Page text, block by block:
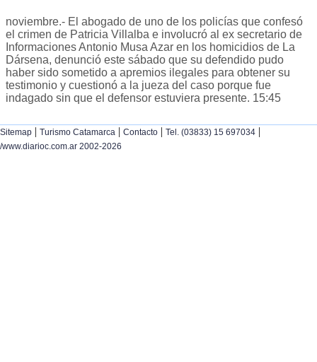
noviembre.- El abogado de uno de los policías que confesó
el crimen de Patricia Villalba e involucró al ex secretario de
Informaciones Antonio Musa Azar en los homicidios de La
Dársena, denunció este sábado que su defendido pudo
haber sido sometido a apremios ilegales para obtener su
testimonio y cuestionó a la jueza del caso porque fue
indagado sin que el defensor estuviera presente. 15:45
Sitemap | Turismo Catamarca | Contacto | Tel. (03833) 15 697034 |
/www.diarioc.com.ar 2002-2026